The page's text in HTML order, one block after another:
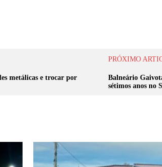
metálicas e trocar por
PRÓXIMO
Balneário
sétimos anos no